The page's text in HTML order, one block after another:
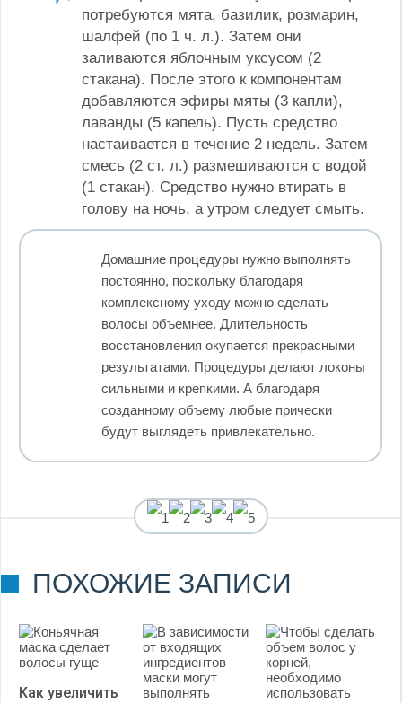
потребуются мята, базилик, розмарин,
шалфей (по 1 ч. л.). Затем они
заливаются яблочным уксусом (2
стакана). После этого к компонентам
добавляются эфиры мяты (3 капли),
лаванды (5 капель). Пусть средство
настаивается в течение 2 недель. Затем
смесь (2 ст. л.) размешиваются с водой
(1 стакан). Средство нужно втирать в
голову на ночь, а утром следует смыть.
Домашние процедуры нужно выполнять
постоянно, поскольку благодаря
комплексному уходу можно сделать
волосы объемнее. Длительность
восстановления окупается прекрасными
результатами. Процедуры делают локоны
сильными и крепкими. А благодаря
созданному объему любые прически
будут выглядеть привлекательно.
ПОХОЖИЕ ЗАПИСИ
Как увеличить